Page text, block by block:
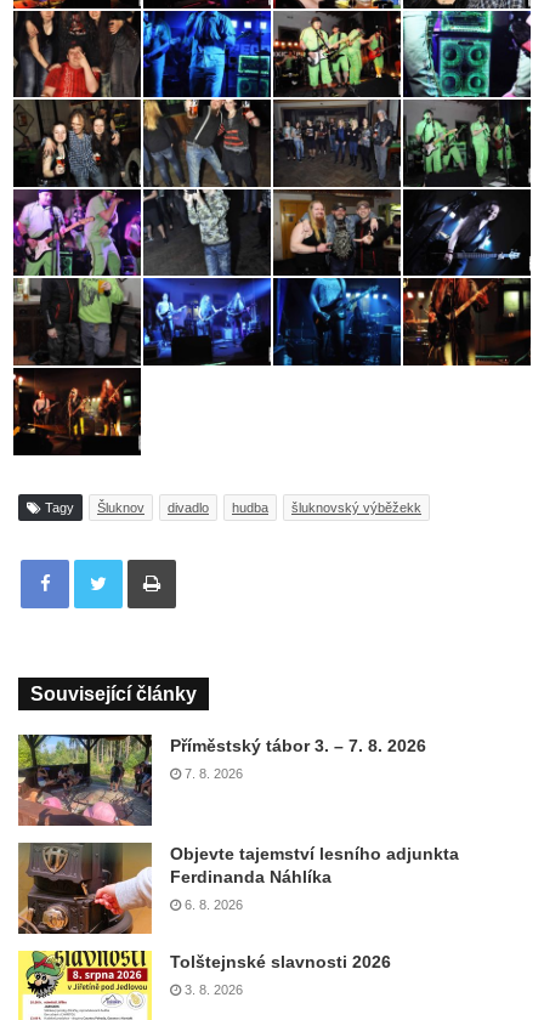
Tagy Šluknov divadlo hudba šluknovský výběžekk
Tisknout
Související články
Příměstský tábor 3. – 7. 8. 2026
7. 8. 2026
Objevte tajemství lesního adjunkta
Ferdinanda Náhlíka
6. 8. 2026
Tolštejnské slavnosti 2026
3. 8. 2026